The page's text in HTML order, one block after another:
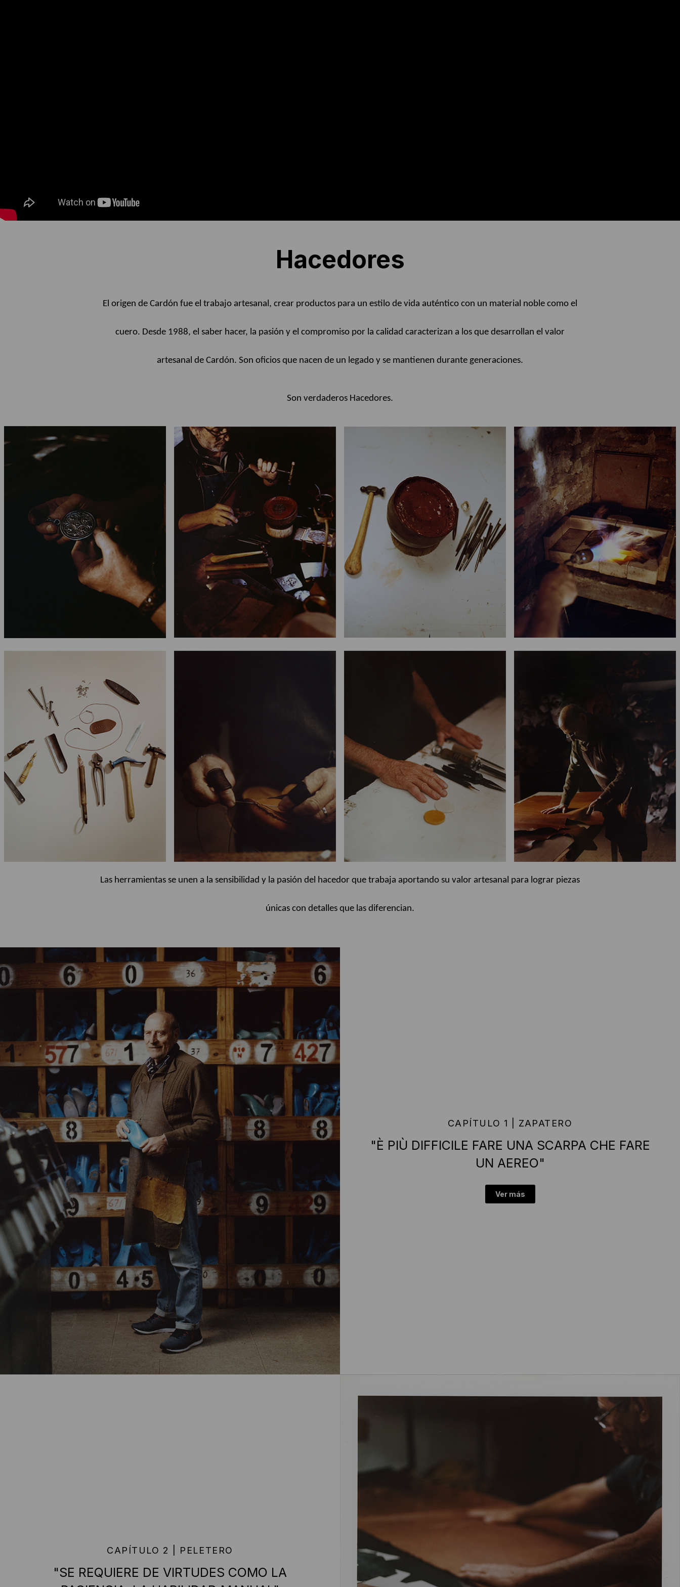
Hacedores
El origen de Cardón fue el trabajo artesanal, crear productos para un estilo de vida auténtico con un material noble como el
cuero. Desde 1988, el saber hacer, la pasión y el compromiso por la calidad caracterizan a los que desarrollan el valor
artesanal de Cardón. Son oficios que nacen de un legado y se mantienen durante generaciones.
Son verdaderos Hacedores.
Las herramientas se unen a la sensibilidad y la pasión del hacedor que trabaja aportando su valor artesanal para lograr piezas
únicas con detalles que las diferencian.
CAPÍTULO 1 | ZAPATERO
"È PIÙ DIFFICILE FARE UNA SCARPA CHE FARE
UN AEREO"
Ver más
CAPÍTULO 2 | PELETERO
"SE REQUIERE DE VIRTUDES COMO LA